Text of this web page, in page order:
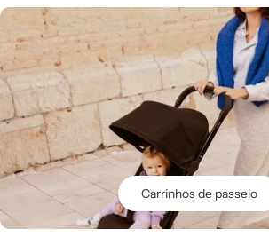
Carrinhos de passeio